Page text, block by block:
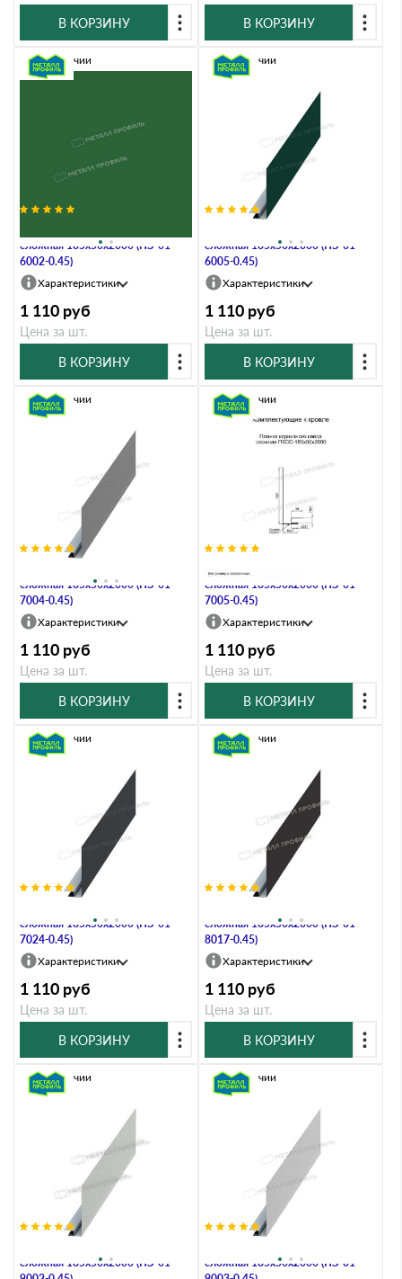
В КОРЗИНУ
В КОРЗИНУ
сложная 185х50х2000 (ПЭ-01-
6002-0.45)
В наличии
Характеристики
1 110 руб
Цена за шт.
В КОРЗИНУ
сложная 185х50х2000 (ПЭ-01-
6005-0.45)
В наличии
Характеристики
1 110 руб
Цена за шт.
В КОРЗИНУ
сложная 185х50х2000 (ПЭ-01-
7004-0.45)
В наличии
Характеристики
1 110 руб
Цена за шт.
В КОРЗИНУ
сложная 185х50х2000 (ПЭ-01-
7005-0.45)
В наличии
Характеристики
1 110 руб
Цена за шт.
В КОРЗИНУ
сложная 185х50х2000 (ПЭ-01-
7024-0.45)
В наличии
Характеристики
1 110 руб
Цена за шт.
В КОРЗИНУ
сложная 185х50х2000 (ПЭ-01-
8017-0.45)
В наличии
Характеристики
1 110 руб
Цена за шт.
В КОРЗИНУ
сложная 185х50х2000 (ПЭ-01-
В наличии
сложная 185х50х2000 (ПЭ-01-
В наличии